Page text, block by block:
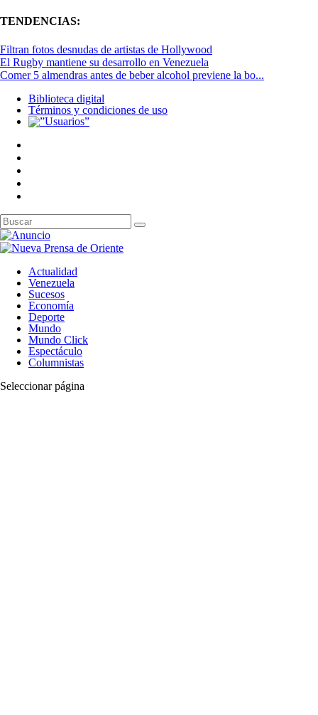
TENDENCIAS:
Filtran fotos desnudas de artistas de Hollywood
El Rugby mantiene su desarrollo en Venezuela
Comer 5 almendras antes de beber alcohol previene la bo...
Biblioteca digital
Términos y condiciones de uso
Actualidad
Venezuela
Sucesos
Economía
Deporte
Mundo
Mundo Click
Espectáculo
Columnistas
Seleccionar página